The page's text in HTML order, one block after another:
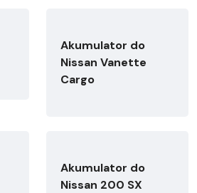
Akumulator do
Nissan Vanette
Cargo
Akumulator do
Nissan 200 SX